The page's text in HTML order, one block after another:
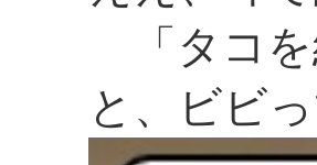
「タコを
と、ビビ